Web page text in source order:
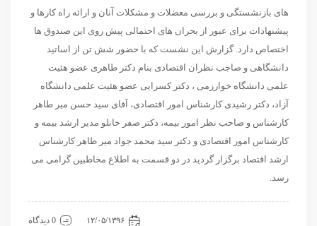
های بازنشستگی و بررسی معضلات و مشکلات آنان و ارائه راه کارها و
پیشنهادات برای عبور از بحران های احتمالی پیش روی این صندوق ها
اختصاص دارد. گزارش این نشست که با حضور شش تن از اساتید
دانشگاهی و صاجب نظران اقتصادی بنام دکتر طاهری عضو هئیت
علمی دانشگاه خوارزمی ، دکتر کسرایی عضو هئیت علمی دانشگاه
آزاد، دکتر رشیدی کارشناس امور اقتصادی، آقای سید حسن میر طاهر
کارشناس و صاحب نظر امور بیمه، دکتر صفر خانلو مدیر ارشد بیمه و
کارشناس امور اقتصادی و دکتر سید محمد جواد میر طاهر کارشناس
ارشد اقتصاد برگزار گردید در دو قسمت به اطلاع مخاطبین گرامی می
رسد.
۱۲/۰۵/۱۳۹۶ 0 دیدگاه